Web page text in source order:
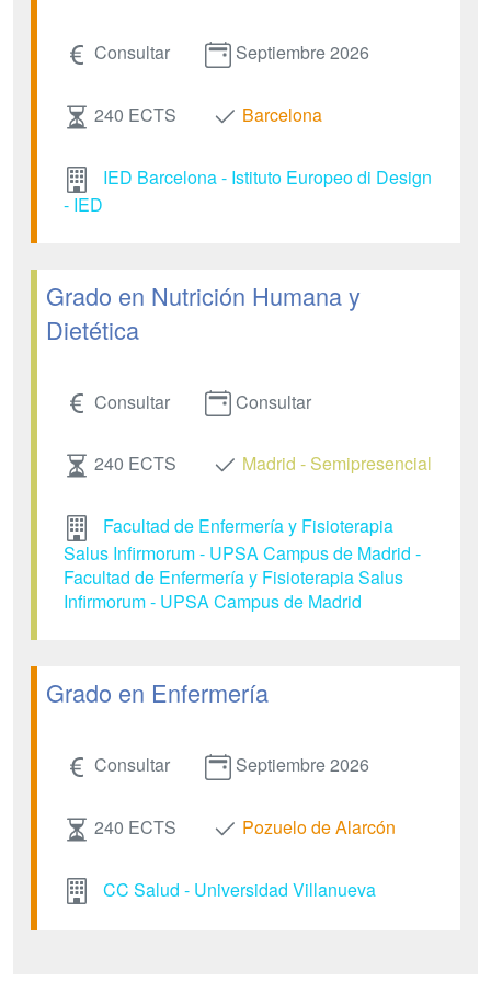
Consultar Septiembre 2026
240 ECTS Barcelona
IED Barcelona - Istituto Europeo di Design
- IED
Grado en Nutrición Humana y
Dietética
Consultar Consultar
240 ECTS Madrid - Semipresencial
Facultad de Enfermería y Fisioterapia
Salus Infirmorum - UPSA Campus de Madrid -
Facultad de Enfermería y Fisioterapia Salus
Infirmorum - UPSA Campus de Madrid
Grado en Enfermería
Consultar Septiembre 2026
240 ECTS Pozuelo de Alarcón
CC Salud - Universidad Villanueva